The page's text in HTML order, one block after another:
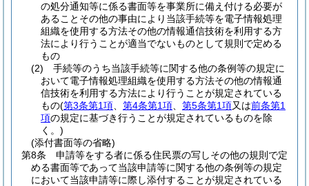
の処分通知等に係る書面等を事業所に備え付ける必要が
あることその他の事由により当該手続等を電子情報処理
組織を使用する方法その他の情報通信技術を利用する方
法により行うことが適当でないものとして規則で定める
もの
(2)
手続等のうち当該手続等に関する他の条例等の規定に
おいて電子情報処理組織を使用する方法その他の情報通
信技術を利用する方法により行うことが規定されている
もの(第3条第1項 第4条第1項 第5条第1項又は前条第1
項の規定に基づき行うことが規定されているものを除
く。)
(添付書面等の省略)
第8条
申請等をする者に係る住民票の写しその他の規則で定
める書面等であって当該申請等に関する他の条例等の規定
において当該申請等に際し添付することが規定されている